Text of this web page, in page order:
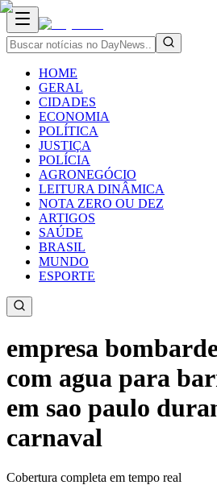
HOME
GERAL
CIDADES
ECONOMIA
POLÍTICA
JUSTIÇA
POLÍCIA
AGRONEGÓCIO
LEITURA DINÂMICA
NOTA ZERO OU DEZ
ARTIGOS
SAÚDE
BRASIL
MUNDO
ESPORTE
empresa
com agua para
em sao paulo
carnaval
Cobertura completa em tempo real